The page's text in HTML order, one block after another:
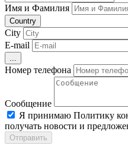
Имя и Фамилия
Country
City
E-mail
Номер телефона
Сообщение
Я принимаю Политику
получать новости и
Отправить